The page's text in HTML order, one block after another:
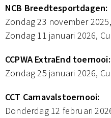
NCB Breedtesportdagen:
Zondag 23 november
Zondag 11 januari 2026,
CCPWA ExtraEnd toernooi:
Zondag 25 januari 2026,
CCT Carnavalstoernooi:
Donderdag 12 februari